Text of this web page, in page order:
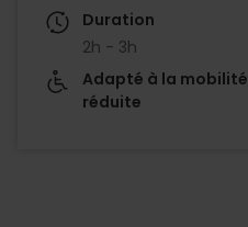
Duration
2h - 3h
Adapté à la mobilité
réduite